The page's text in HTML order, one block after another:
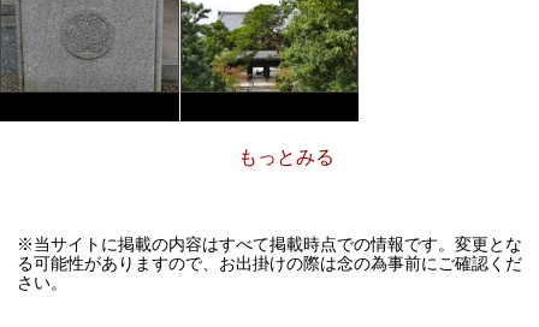
もっとみる
※当サイトに掲載の内容はすべて掲載時点での情報です。変更とな
る可能性がありますので、お出掛けの際は念の為事前にご確認くだ
さい。